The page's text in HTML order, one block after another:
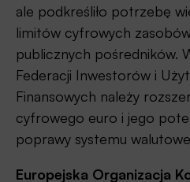
ale podkreśliło potrzebę
limitów cyfrowych
publicznych pośredników.
Federacji Inwestorów i
Finansowych należy
cyfrowego euro i jego
poprawy systemu
Europejska Organizacja